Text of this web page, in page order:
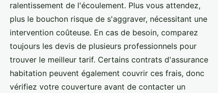
ralentissement de l'écoulement. Plus vous attendez,
plus le bouchon risque de s'aggraver, nécessitant une
intervention coûteuse. En cas de besoin, comparez
toujours les devis de plusieurs professionnels pour
trouver le meilleur tarif. Certains contrats d'assurance
habitation peuvent également couvrir ces frais, donc
vérifiez votre couverture avant de contacter un